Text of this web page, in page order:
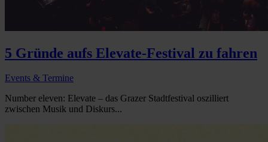
5 Gründe aufs Elevate-Festival zu fahren
Events & Termine
Number eleven: Elevate – das Grazer Stadtfestival oszilliert
zwischen Musik und Diskurs...